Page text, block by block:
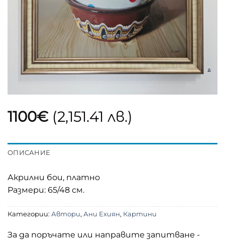
1100€ (2,151.41 лв.)
ОПИСАНИЕ
Акрилни бои, платно
Размери: 65/48 см.
Категории: Автори, Ани Ехиян, Картини
За да поръчате или направите запитване -